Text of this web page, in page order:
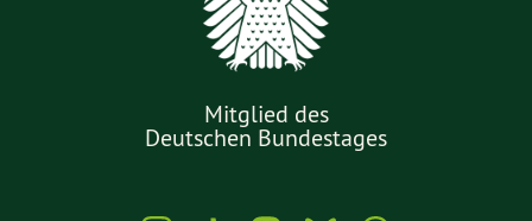
Mitglied des
Deutschen Bundestages